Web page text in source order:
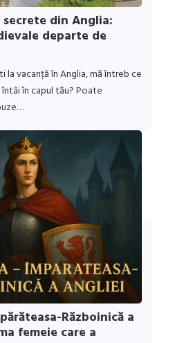
din Anglia:
departe de
la vacanță în Anglia, mă întreb ce
în capul tău? Poate
Războinică a
femeie care a